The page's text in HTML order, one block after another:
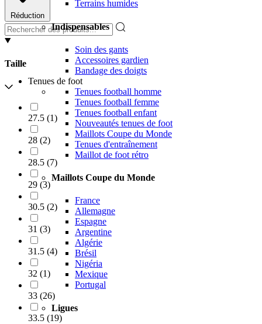
Terrains humides
Indispensables
Soin des gants
Accessoires gardien
Bandage des doigts
Tenues de foot
Tenues football homme
Tenues football femme
Tenues football enfant
Nouveautés tenues de foot
Maillots Coupe du Monde
Tenues d'entraînement
Maillot de foot rétro
Maillots Coupe du Monde
France
Allemagne
Espagne
Argentine
Algérie
Brésil
Nigéria
Mexique
Portugal
Ligues
Réduction
Taille
27.5 (1)
28 (2)
28.5 (7)
29 (3)
30.5 (2)
31 (3)
31.5 (4)
32 (1)
33 (26)
33.5 (19)